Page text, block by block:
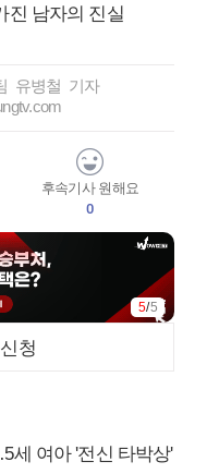
진 남자의 진실
유병철 기자
후속기사 원해요
0
5/5
청
세 여아 '전신 타박상'